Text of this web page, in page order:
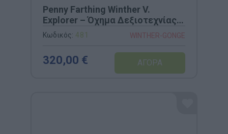
Penny Farthing Winther V.
Explorer – Όχημα Δεξιοτεχνίας &
Ισορροπίας (Κωδ. 481)
Κωδικός: 481 WINTHER-GONGE
320,00 €